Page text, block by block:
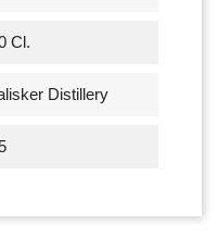
Cl.
Distillery